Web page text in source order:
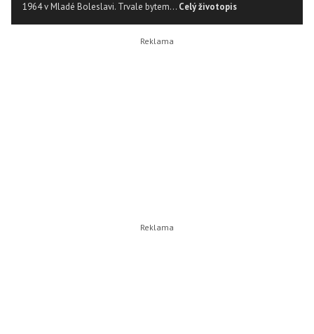
1964 v Mladé Boleslavi. Trvale bytem... Celý životopis